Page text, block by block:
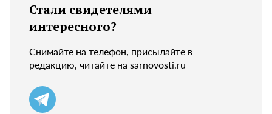
Стали свидетелями
интересного?
Снимайте на телефон, присылайте в
редакцию, читайте на sarnovosti.ru